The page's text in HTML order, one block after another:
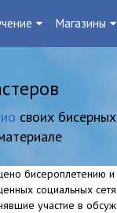
Магазины
своих
бисероплетению
социальных
участие в